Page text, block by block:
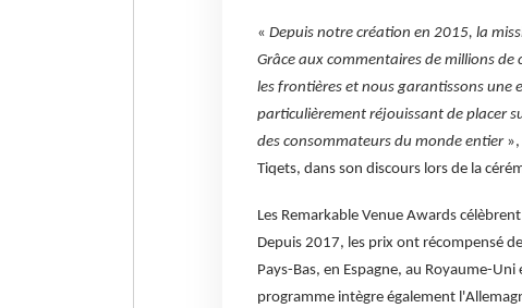
« Depuis notre création en 2015, la
Grâce aux commentaires de millions
les frontières et nous garantissons une
particulièrement réjouissant de placer
des consommateurs du monde entier»,
Tiqets, dans son discours lors de la
Les Remarkable Venue Awards
Depuis 2017, les prix ont récompensé
Pays-Bas, en Espagne, au Royaume-
programme intègre également